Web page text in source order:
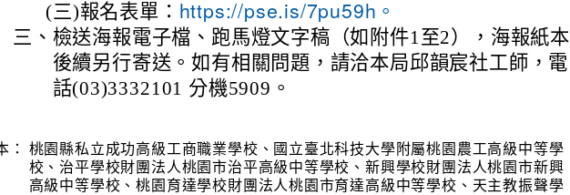
(三)報名表單： https://pse.is/7pu59h。
三、 檢送海報電子檔、跑馬燈文字稿（如附件1至2），海報紙本
後續另行寄送。如有相關問題，請洽本局邱韻宸社工師，電
話(03)3332101 分機5909。
：
桃園縣私立成功高級工商職業學校、國立臺北科技大學附屬桃園農工高級中等學
校、治平學校財團法人桃園市治平高級中等學校、新興學校財團法人桃園市新興
高級中等學校、桃園育達學校財團法人桃園市育達高級中等學校、天主教振聲學